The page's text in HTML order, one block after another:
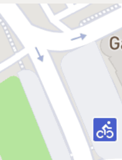
Regia, coregrafia, costumele:
Producția muzicală:
Decoruri:Sabina Spatariu
Lighting design: Costi Baciu
Peruci, machiaj:
Octavian
Pregătirea muzicală:
Maria
Video:
Cristian Niculescu
Asistent coregrafie:
Monica
Asistent scenografie, recuzită:
Efecte speciale și machiaj
Corepetitori:
Anca
Consultant tango argentinian:
Recomandare de vârstă: